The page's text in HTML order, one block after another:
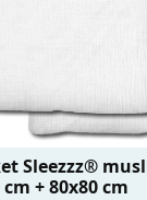
Sleezzz®
+ 80x80 cm